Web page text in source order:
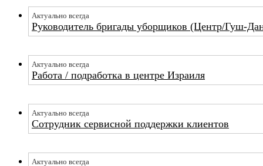
Актуально всегда
Руководитель бригады уборщиков (Центр/Гуш-
Актуально всегда
Работа / подработка в центре Израиля
Актуально всегда
Сотрудник сервисной поддержки клиентов
Актуально всегда